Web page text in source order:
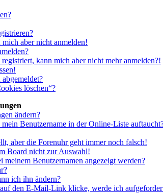
aber nicht anmelden!
kann mich aber nicht mehr anmelden?!
löschen“?
ändern?
Benutzername in der Online-Liste
aber die Forenuhr geht immer noch falsch!
Board nicht zur Auswahl!
meinem Benutzernamen angezeigt werden?
ich ihn ändern?
den E-Mail-Link klicke, werde ich